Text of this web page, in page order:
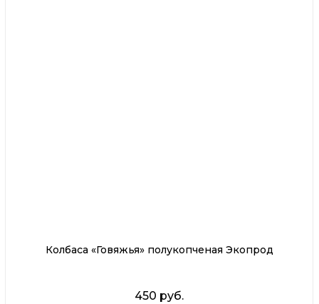
Колбаса «Говяжья» полукопченая Экопрод
450 руб.